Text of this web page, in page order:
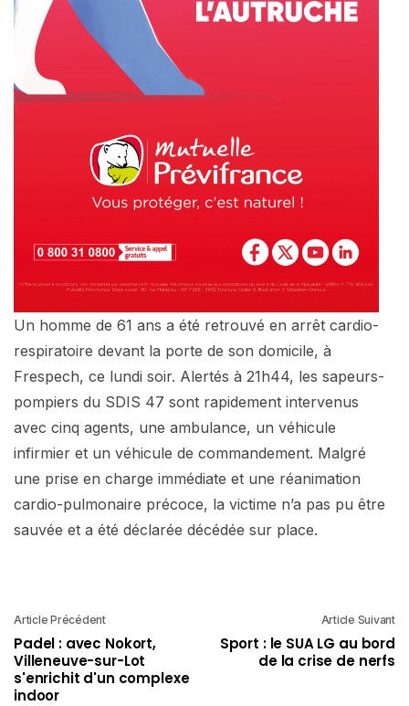
Un homme de 61 ans a été retrouvé en arrêt cardio-
respiratoire devant la porte de son domicile, à
Frespech, ce lundi soir. Alertés à 21h44, les sapeurs-
pompiers du SDIS 47 sont rapidement intervenus
avec cinq agents, une ambulance, un véhicule
infirmier et un véhicule de commandement. Malgré
une prise en charge immédiate et une réanimation
cardio-pulmonaire précoce, la victime n’a pas pu être
sauvée et a été déclarée décédée sur place.
Article Précédent
Padel : avec Nokort,
Villeneuve-sur-Lot
s'enrichit d'un complexe
indoor
Article Suivant
Sport : le SUA LG au bord
de la crise de nerfs